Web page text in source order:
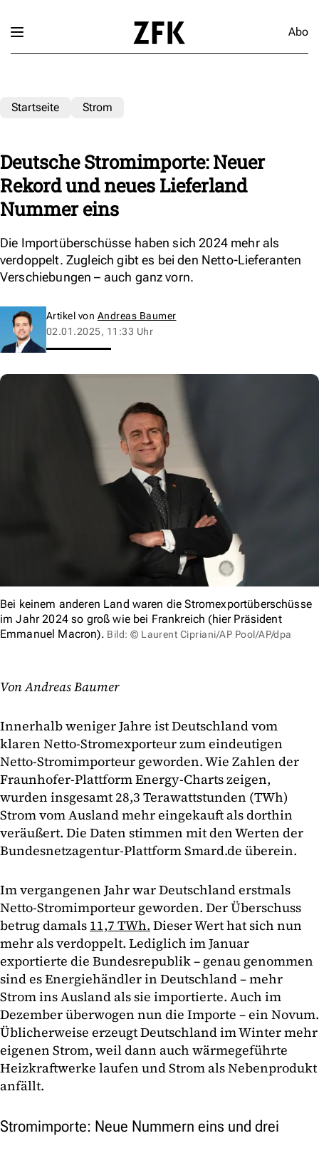
Abo
Startseite Strom
Deutsche Stromimporte: Neuer
Rekord und neues Lieferland
Nummer eins
Die Importüberschüsse haben sich 2024 mehr als
verdoppelt. Zugleich gibt es bei den Netto-Lieferanten
Verschiebungen – auch ganz vorn.
Artikel von Andreas Baumer
02.01.2025, 11:33 Uhr
Bei keinem anderen Land waren die Stromexportüberschüsse
im Jahr 2024 so groß wie bei Frankreich (hier Präsident
Emmanuel Macron). Bild: © Laurent Cipriani/AP Pool/AP/dpa
Von Andreas Baumer
Innerhalb weniger Jahre ist Deutschland vom
klaren Netto-Stromexporteur zum eindeutigen
Netto-Stromimporteur geworden. Wie Zahlen der
Fraunhofer-Plattform Energy-Charts zeigen,
wurden insgesamt 28,3 Terawattstunden (TWh)
Strom vom Ausland mehr eingekauft als dorthin
veräußert. Die Daten stimmen mit den Werten der
Bundesnetzagentur-Plattform Smard.de überein.
Im vergangenen Jahr war Deutschland erstmals
Netto-Stromimporteur geworden. Der Überschuss
betrug damals 11,7 TWh. Dieser Wert hat sich nun
mehr als verdoppelt. Lediglich im Januar
exportierte die Bundesrepublik – genau genommen
sind es Energiehändler in Deutschland – mehr
Strom ins Ausland als sie importierte. Auch im
Dezember überwogen nun die Importe – ein Novum.
Üblicherweise erzeugt Deutschland im Winter mehr
eigenen Strom, weil dann auch wärmegeführte
Heizkraftwerke laufen und Strom als Nebenprodukt
anfällt.
Stromimporte: Neue Nummern eins und drei